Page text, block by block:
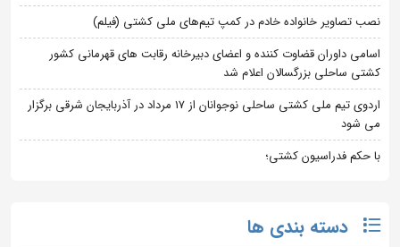
نصب تصاویر خانواده خادم در کمپ تیم‌های ملی کشتی (فیلم)
اسامی داوران قضاوت کننده و اعضای دبیرخانه رقابت های قهرمانی کشور
کشتی ساحلی بزرگسالان اعلام شد
اردوی تیم ملی کشتی ساحلی نوجوانان از 17 مرداد در آذربایجان شرقی برگزار
می شود
با حکم فدراسیون کشتی؛
دسته بندی ها